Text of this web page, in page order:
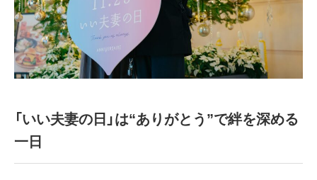
「いい夫妻の日」は“ありがとう”で絆を深める
一日